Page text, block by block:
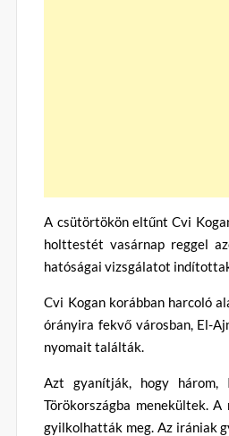
A csütörtökön eltűnt Cvi
holttestét vasárnap reggel
hatóságai vizsgálatot
Cvi Kogan korábban harcoló
órányira fekvő városban, El-
nyomait találták.
Azt gyanítják, hogy három,
Törökországba menekültek.
gyilkolhatták meg. Az irániak